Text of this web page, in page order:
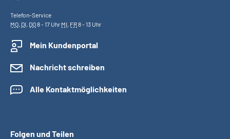
Telefon-Service
MO, DI, DO8 - 17 Uhr MI, FR8 - 13 Uhr
Mein Kundenportal
Nachricht schreiben
Alle Kontaktmöglichkeiten
Folgen und Teilen